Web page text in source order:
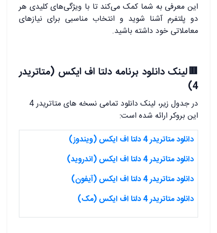
این معرفی به شما کمک می‌کند تا با ویژگی‌های کلیدی هر
دو پلتفرم آشنا شوید و انتخاب مناسبی برای نیازهای
معاملاتی خود داشته باشید.
🟥لینک دانلود برنامه دلتا اف ایکس (متاتریدر
4)
در جدول زیر، لینک دانلود تمامی نسخه های متاتریدر 4
این بروکر ارائه شده است:
دانلود متاتریدر 4 دلتا اف ایکس (ویندوز)
دانلود متاتریدر 4 دلتا اف ایکس (اندروید)
دانلود متاتریدر 4 دلتا اف ایکس (آیفون)
دانلود متاتریدر 4 دلتا اف ایکس (مک)